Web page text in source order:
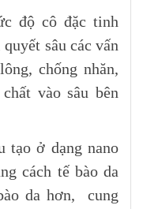
độ cô đặc tinh
sâu các vấn
chống nhăn,
vào sâu bên
tạo ở dạng nano
cách tế bào da
da hơn, cung